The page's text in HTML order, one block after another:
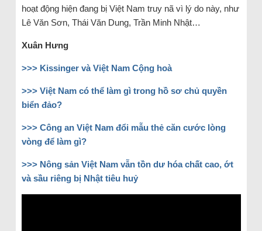
hoạt động hiện đang bị Việt Nam truy nã vì lý do này, như
Lê Văn Sơn, Thái Văn Dung, Trần Minh Nhật…
Xuân Hưng
>>> Kissinger và Việt Nam Cộng hoà
>>> Việt Nam có thể làm gì trong hồ sơ chủ quyền
biển đảo?
>>> Công an Việt Nam đổi mẫu thẻ căn cước lòng
vòng để làm gì?
>>> Nông sản Việt Nam vẫn tồn dư hóa chất cao, ớt
và sầu riêng bị Nhật tiêu huỷ